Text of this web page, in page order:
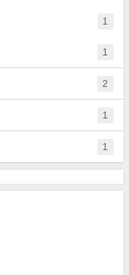
1
1
2
1
1